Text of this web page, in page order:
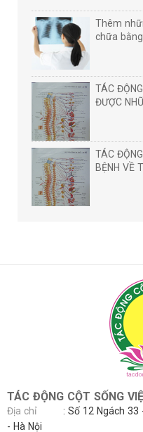
Thêm
chữa
TÁC
ĐƯỢC
TÁC
BỆNH VỀ
TÁC ĐỘNG CỘT SỐNG
Địa chỉ
: Số 12 Ngách
- Hà Nội